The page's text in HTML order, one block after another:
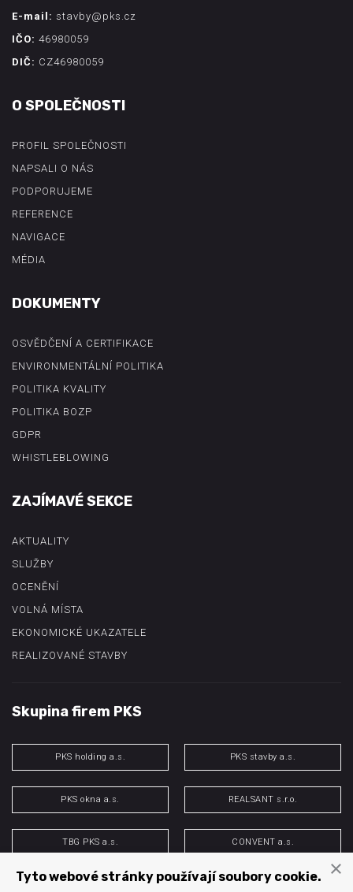
E-mail: stavby@pks.cz
IČO: 46980059
DIČ: CZ46980059
O SPOLEČNOSTI
PROFIL SPOLEČNOSTI
NAPSALI O NÁS
PODPORUJEME
REFERENCE
NAVIGACE
MÉDIA
DOKUMENTY
OSVĚDČENÍ A CERTIFIKACE
ENVIRONMENTÁLNÍ POLITIKA
POLITIKA KVALITY
POLITIKA BOZP
GDPR
WHISTLEBLOWING
ZAJÍMAVÉ SEKCE
AKTUALITY
SLUŽBY
OCENĚNÍ
VOLNÁ MÍSTA
EKONOMICKÉ UKAZATELE
REALIZOVANÉ STAVBY
Skupina firem PKS
PKS holding a.s. PKS stavby a.s.
PKS okna a.s. REALSANT s.r.o.
TBG PKS a.s. CONVENT a.s.
PKS energo s.r.o. H&M spol. s r.o.
×
Tyto webové stránky používají soubory cookie.